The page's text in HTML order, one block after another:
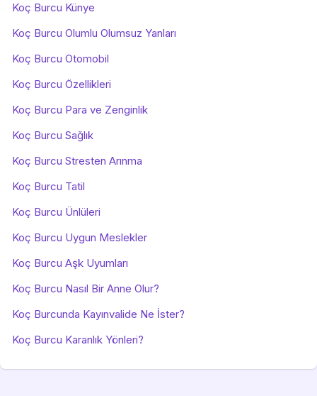
Koç Burcu Künye
Koç Burcu Olumlu Olumsuz Yanları
Koç Burcu Otomobil
Koç Burcu Özellikleri
Koç Burcu Para ve Zenginlik
Koç Burcu Sağlık
Koç Burcu Stresten Arınma
Koç Burcu Tatil
Koç Burcu Ünlüleri
Koç Burcu Uygun Meslekler
Koç Burcu Aşk Uyumları
Koç Burcu Nasıl Bir Anne Olur?
Koç Burcunda Kayınvalide Ne İster?
Koç Burcu Karanlık Yönleri?